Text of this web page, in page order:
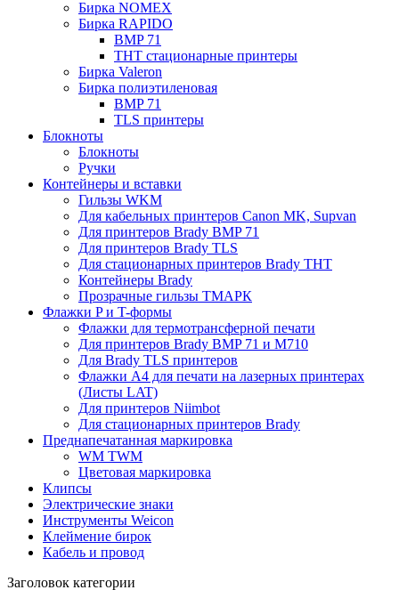
Бирка NOMEX
Бирка RAPIDO
BMP 71
THT стационарные принтеры
Бирка Valeron
Бирка полиэтиленовая
BMP 71
TLS принтеры
Блокноты
Блокноты
Ручки
Контейнеры и вставки
Гильзы WKM
Для кабельных принтеров Canon MK, Supvan
Для принтеров Brady BMP 71
Для принтеров Brady TLS
Для стационарных принтеров Brady THT
Контейнеры Brady
Прозрачные гильзы ТМАРК
Флажки P и T-формы
Флажки для термотрансферной печати
Для принтеров Brady BMP 71 и M710
Для Brady TLS принтеров
Флажки A4 для печати на лазерных принтерах
(Листы LAT)
Для принтеров Niimbot
Для стационарных принтеров Brady
Преднапечатанная маркировка
WM TWM
Цветовая маркировка
Клипсы
Электрические знаки
Инструменты Weicon
Клеймение бирок
Кабель и провод
Заголовок категории